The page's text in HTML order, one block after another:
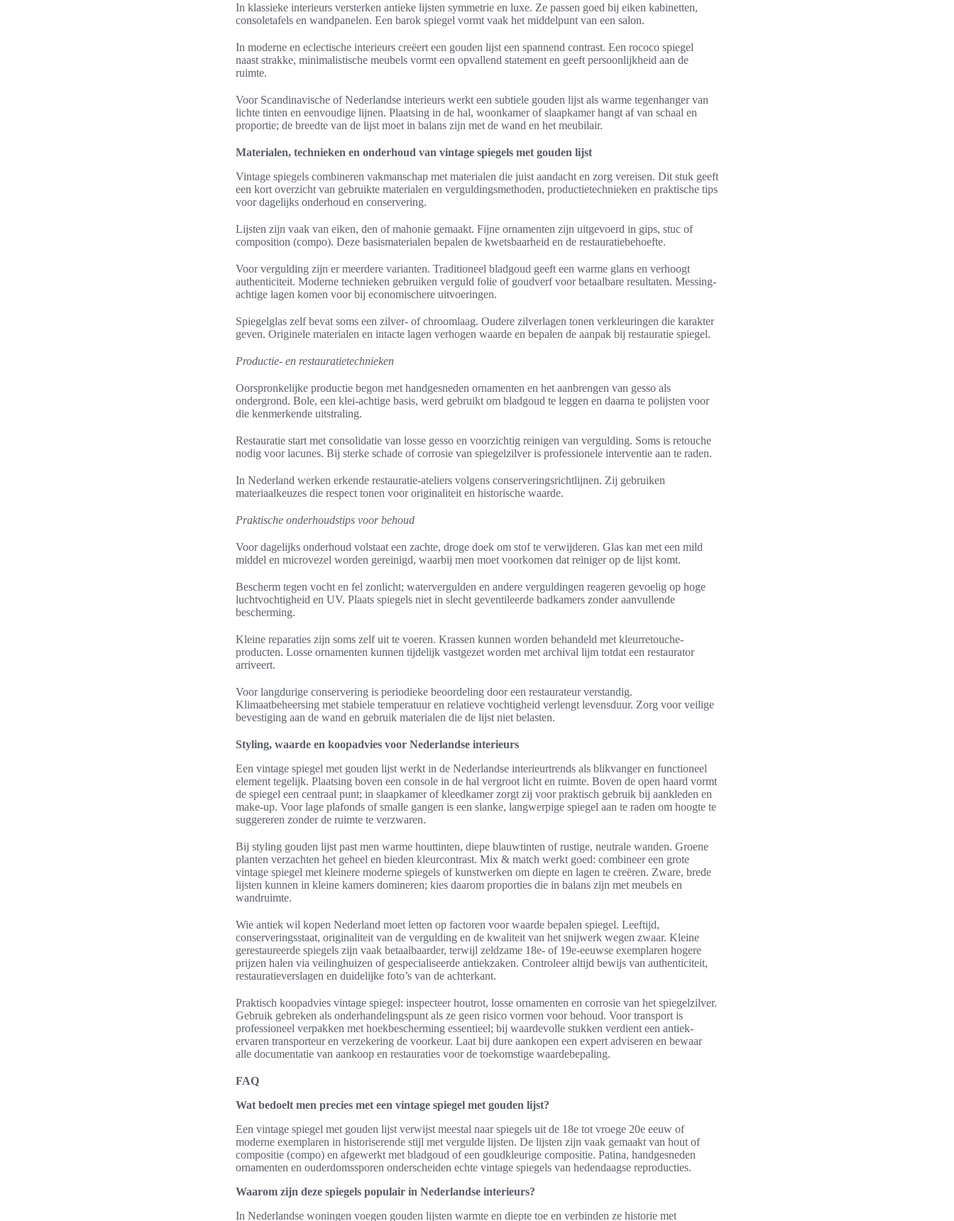
In klassieke interieurs versterken antieke lijsten symmetrie en luxe. Ze passen goed bij eiken kabinetten,
consoletafels en wandpanelen. Een barok spiegel vormt vaak het middelpunt van een salon.
In moderne en eclectische interieurs creëert een gouden lijst een spannend contrast. Een rococo spiegel
naast strakke, minimalistische meubels vormt een opvallend statement en geeft persoonlijkheid aan de
ruimte.
Voor Scandinavische of Nederlandse interieurs werkt een subtiele gouden lijst als warme tegenhanger van
lichte tinten en eenvoudige lijnen. Plaatsing in de hal, woonkamer of slaapkamer hangt af van schaal en
proportie; de breedte van de lijst moet in balans zijn met de wand en het meubilair.
Materialen, technieken en onderhoud van vintage spiegels met gouden lijst
Vintage spiegels combineren vakmanschap met materialen die juist aandacht en zorg vereisen. Dit stuk geeft
een kort overzicht van gebruikte materialen en verguldingsmethoden, productietechnieken en praktische tips
voor dagelijks onderhoud en conservering.
Lijsten zijn vaak van eiken, den of mahonie gemaakt. Fijne ornamenten zijn uitgevoerd in gips, stuc of
composition (compo). Deze basismaterialen bepalen de kwetsbaarheid en de restauratiebehoefte.
Voor vergulding zijn er meerdere varianten. Traditioneel bladgoud geeft een warme glans en verhoogt
authenticiteit. Moderne technieken gebruiken verguld folie of goudverf voor betaalbare resultaten. Messing-
achtige lagen komen voor bij economischere uitvoeringen.
Spiegelglas zelf bevat soms een zilver- of chroomlaag. Oudere zilverlagen tonen verkleuringen die karakter
geven. Originele materialen en intacte lagen verhogen waarde en bepalen de aanpak bij restauratie spiegel.
Productie- en restauratietechnieken
Oorspronkelijke productie begon met handgesneden ornamenten en het aanbrengen van gesso als
ondergrond. Bole, een klei-achtige basis, werd gebruikt om bladgoud te leggen en daarna te polijsten voor
die kenmerkende uitstraling.
Restauratie start met consolidatie van losse gesso en voorzichtig reinigen van vergulding. Soms is retouche
nodig voor lacunes. Bij sterke schade of corrosie van spiegelzilver is professionele interventie aan te raden.
In Nederland werken erkende restauratie-ateliers volgens conserveringsrichtlijnen. Zij gebruiken
materiaalkeuzes die respect tonen voor originaliteit en historische waarde.
Praktische onderhoudstips voor behoud
Voor dagelijks onderhoud volstaat een zachte, droge doek om stof te verwijderen. Glas kan met een mild
middel en microvezel worden gereinigd, waarbij men moet voorkomen dat reiniger op de lijst komt.
Bescherm tegen vocht en fel zonlicht; watervergulden en andere verguldingen reageren gevoelig op hoge
luchtvochtigheid en UV. Plaats spiegels niet in slecht geventileerde badkamers zonder aanvullende
bescherming.
Kleine reparaties zijn soms zelf uit te voeren. Krassen kunnen worden behandeld met kleurretouche-
producten. Losse ornamenten kunnen tijdelijk vastgezet worden met archival lijm totdat een restaurator
arriveert.
Voor langdurige conservering is periodieke beoordeling door een restaurateur verstandig.
Klimaatbeheersing met stabiele temperatuur en relatieve vochtigheid verlengt levensduur. Zorg voor veilige
bevestiging aan de wand en gebruik materialen die de lijst niet belasten.
Styling, waarde en koopadvies voor Nederlandse interieurs
Een vintage spiegel met gouden lijst werkt in de Nederlandse interieurtrends als blikvanger en functioneel
element tegelijk. Plaatsing boven een console in de hal vergroot licht en ruimte. Boven de open haard vormt
de spiegel een centraal punt; in slaapkamer of kleedkamer zorgt zij voor praktisch gebruik bij aankleden en
make-up. Voor lage plafonds of smalle gangen is een slanke, langwerpige spiegel aan te raden om hoogte te
suggereren zonder de ruimte te verzwaren.
Bij styling gouden lijst past men warme houttinten, diepe blauwtinten of rustige, neutrale wanden. Groene
planten verzachten het geheel en bieden kleurcontrast. Mix & match werkt goed: combineer een grote
vintage spiegel met kleinere moderne spiegels of kunstwerken om diepte en lagen te creëren. Zware, brede
lijsten kunnen in kleine kamers domineren; kies daarom proporties die in balans zijn met meubels en
wandruimte.
Wie antiek wil kopen Nederland moet letten op factoren voor waarde bepalen spiegel. Leeftijd,
conserveringsstaat, originaliteit van de vergulding en de kwaliteit van het snijwerk wegen zwaar. Kleine
gerestaureerde spiegels zijn vaak betaalbaarder, terwijl zeldzame 18e- of 19e-eeuwse exemplaren hogere
prijzen halen via veilinghuizen of gespecialiseerde antiekzaken. Controleer altijd bewijs van authenticiteit,
restauratieverslagen en duidelijke foto’s van de achterkant.
Praktisch koopadvies vintage spiegel: inspecteer houtrot, losse ornamenten en corrosie van het spiegelzilver.
Gebruik gebreken als onderhandelingspunt als ze geen risico vormen voor behoud. Voor transport is
professioneel verpakken met hoekbescherming essentieel; bij waardevolle stukken verdient een antiek-
ervaren transporteur en verzekering de voorkeur. Laat bij dure aankopen een expert adviseren en bewaar
alle documentatie van aankoop en restauraties voor de toekomstige waardebepaling.
FAQ
Wat bedoelt men precies met een vintage spiegel met gouden lijst?
Een vintage spiegel met gouden lijst verwijst meestal naar spiegels uit de 18e tot vroege 20e eeuw of
moderne exemplaren in historiserende stijl met vergulde lijsten. De lijsten zijn vaak gemaakt van hout of
compositie (compo) en afgewerkt met bladgoud of een goudkleurige compositie. Patina, handgesneden
ornamenten en ouderdomssporen onderscheiden echte vintage spiegels van hedendaagse reproducties.
Waarom zijn deze spiegels populair in Nederlandse interieurs?
In Nederlandse woningen voegen gouden lijsten warmte en diepte toe en verbinden ze historie met